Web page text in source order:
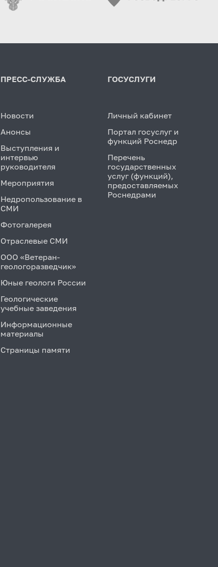
ПРЕСС-СЛУЖБА
Новости
Анонсы
Выступления и
интервью
руководителя
Мероприятия
Недропользование в
СМИ
Фотогалерея
Отраслевые СМИ
ООО «Ветеран-
геологоразведчик»
Юные геологи России
Геологические
учебные заведения
Информационные
материалы
Страницы памяти
ГОСУСЛУГИ
Личный кабинет
Портал госуслуг и
функций Роснедр
Перечень
государственных
услуг (функций),
предоставляемых
Роснедрами